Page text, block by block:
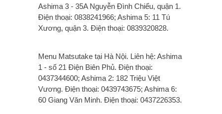
Ashima 3 - 35A Nguyễn Đình Chiểu, quận 1.
Điện thoại: 0838241966; Ashima 5: 11 Tú
Xương, quận 3. Điện thoại: 0839320828.
Menu Matsutake tại Hà Nội. Liên hệ: Ashima
1 - số 21 Điện Biên Phủ. Điện thoại:
0437344600; Ashima 2: 182 Triệu Việt
Vương. Điện thoại: 0439743675; Ashima 6:
60 Giang Văn Minh. Điện thoại: 0437226353.